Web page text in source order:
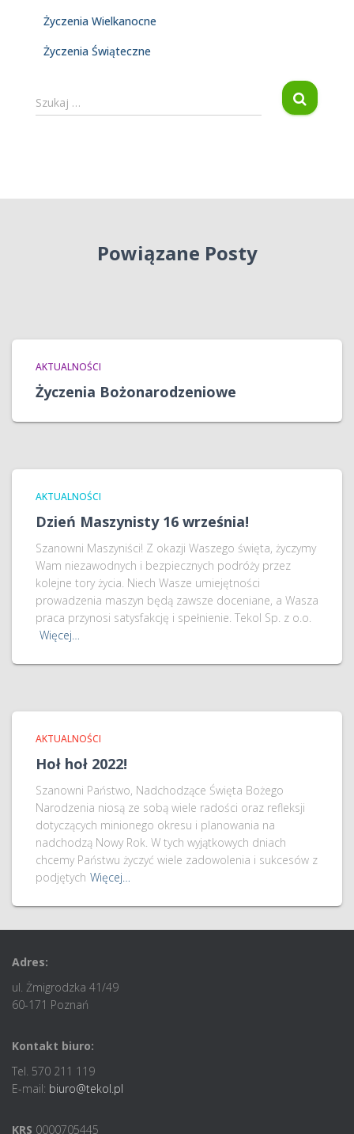
Życzenia Wielkanocne
Życzenia Świąteczne
S
z
:
Szukaj …
Powiązane Posty
AKTUALNOŚCI
Życzenia Bożonarodzeniowe
AKTUALNOŚCI
Dzień Maszynisty 16 września!
Szanowni Maszyniści! Z okazji Waszego święta, życzymy
Wam niezawodnych i bezpiecznych podróży przez
kolejne tory życia. Niech Wasze umiejętności
prowadzenia maszyn będą zawsze doceniane, a Wasza
praca przynosi satysfakcję i spełnienie. Tekol Sp. z o.o.
Więcej…
AKTUALNOŚCI
Hoł hoł 2022!
Szanowni Państwo, Nadchodzące Święta Bożego
Narodzenia niosą ze sobą wiele radości oraz refleksji
dotyczących minionego okresu i planowania na
nadchodzą Nowy Rok. W tych wyjątkowych dniach
chcemy Państwu życzyć wiele zadowolenia i sukcesów z
podjętych Więcej…
Adres:
ul. Żmigrodzka 41/49
60-171 Poznań
Kontakt biuro:
Tel. 570 211 119
E-mail: biuro@tekol.pl
KRS 0000705445